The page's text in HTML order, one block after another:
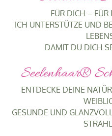
FÜR DICH – FÜR
ICH UNTERSTÜTZE UND
DAMIT DU DICH
Seelenhaar®
ENTDECKE DEINE
GESUNDE UND